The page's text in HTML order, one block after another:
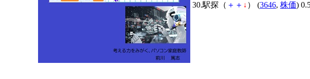
30.駅探（ ＋ ＋ ↓ ） (3646, 株価)